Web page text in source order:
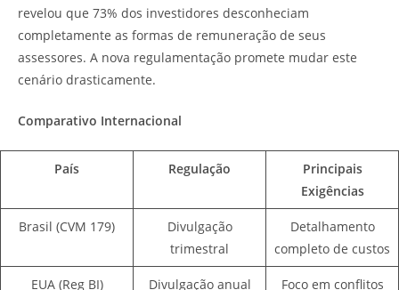
revelou que 73% dos investidores desconheciam
completamente as formas de remuneração de seus
assessores. A nova regulamentação promete mudar este
cenário drasticamente.
Comparativo Internacional
País Regulação
Principais
Exigências
Brasil (CVM 179)
Divulgação
trimestral
Detalhamento
completo de custos
EUA (Reg BI) Divulgação anual Foco em conflitos